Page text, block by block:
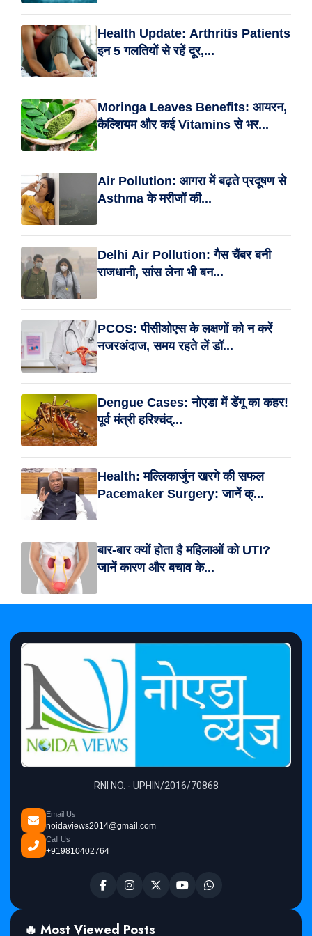
Health Update: Arthritis Patients
इन 5 गलतियों से रहें दूर,...
Moringa Leaves Benefits: आयरन,
कैल्शियम और कई Vitamins से भर...
Air Pollution: आगरा में बढ़ते प्रदूषण से
Asthma के मरीजों की...
Delhi Air Pollution: गैस चैंबर बनी
राजधानी, सांस लेना भी बन...
PCOS: पीसीओएस के लक्षणों को न करें
नजरअंदाज, समय रहते लें डॉ...
Dengue Cases: नोएडा में डेंगू का कहर!
पूर्व मंत्री हरिश्चंद्...
Health: मल्लिकार्जुन खरगे की सफल
Pacemaker Surgery: जानें क्...
बार-बार क्यों होता है महिलाओं को UTI?
जानें कारण और बचाव के...
RNI NO. - UPHIN/2016/70868
Email Us
noidaviews2014@gmail.com
Call Us
+919810402764
🔥 Most Viewed Posts